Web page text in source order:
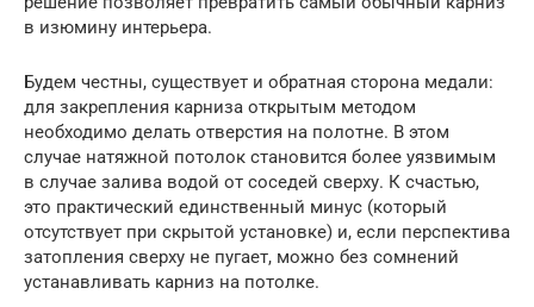
в изюмину интерьера.
Будем честны, существует и обратная сторона медали:
для закрепления карниза открытым методом
необходимо делать отверстия на полотне. В этом
случае натяжной потолок становится более уязвимым
в случае залива водой от соседей сверху. К счастью,
это практический единственный минус (который
отсутствует при скрытой установке) и, если перспектива
затопления сверху не пугает, можно без сомнений
устанавливать карниз на потолке.